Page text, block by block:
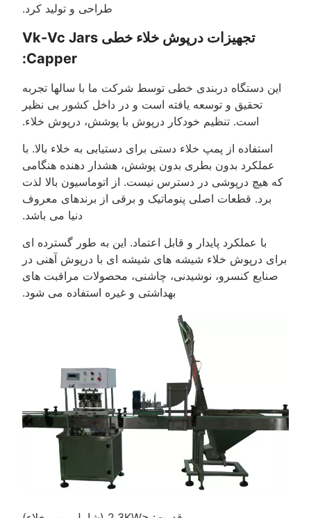
طراحی و تولید کرد.
تجهیزات درپوش خلاء خطی Vk-Vc Jars
Capper:
این دستگاه دربندی خطی توسط شرکت ما با سالها تجربه
تحقیق و توسعه یافته است و در داخل کشور بی نظیر
است. تنظیم خودکار درپوش با پوشش، درپوش خلاء.
استفاده از پمپ خلاء دستی برای دستیابی به خلاء بالا. با
عملکرد بدون بطری بدون پوشش، هشدار دهنده هنگامی
که هیچ درپوشی در دسترس نیست. از اتوماسیون بالا لذت
برد. قطعات اصلی پنوماتیک و برقی از برندهای معروف
دنیا می باشد.
با عملکرد پایدار و قابل اعتماد. این به طور گسترده ای
برای درپوش خلاء شیشه های شیشه ای با درپوش آهنی در
صنایع کنسرو، نوشیدنی، چاشنی، محصولات مراقبت های
بهداشتی و غیره استفاده می شود.